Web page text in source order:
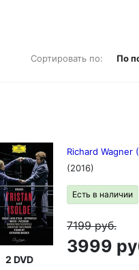
Сортировать по: По
2 DVD
Richard Wagner
(2016)
Есть в наличии
7199руб.
3999